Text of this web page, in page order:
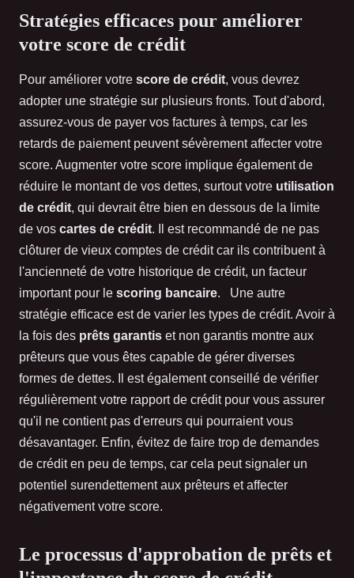
Stratégies efficaces pour améliorer
votre score de crédit
Pour améliorer votre score de crédit, vous devrez
adopter une stratégie sur plusieurs fronts. Tout d'abord,
assurez-vous de payer vos factures à temps, car les
retards de paiement peuvent sévèrement affecter votre
score. Augmenter votre score implique également de
réduire le montant de vos dettes, surtout votre utilisation
de crédit, qui devrait être bien en dessous de la limite
de vos cartes de crédit. Il est recommandé de ne pas
clôturer de vieux comptes de crédit car ils contribuent à
l'ancienneté de votre historique de crédit, un facteur
important pour le scoring bancaire. Une autre
stratégie efficace est de varier les types de crédit. Avoir à
la fois des prêts garantis et non garantis montre aux
prêteurs que vous êtes capable de gérer diverses
formes de dettes. Il est également conseillé de vérifier
régulièrement votre rapport de crédit pour vous assurer
qu'il ne contient pas d'erreurs qui pourraient vous
désavantager. Enfin, évitez de faire trop de demandes
de crédit en peu de temps, car cela peut signaler un
potentiel surendettement aux prêteurs et affecter
négativement votre score.
Le processus d'approbation de prêts et